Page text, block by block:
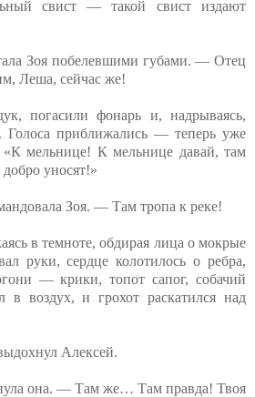
свист — такой свист издают
Зоя побелевшими губами. — Отец
Леша, сейчас же!
погасили фонарь и, надрываясь,
Голоса приближались — теперь уже
«К мельнице! К мельнице давай, там
уносят!»
Зоя. — Там тропа к реке!
в темноте, обдирая лица о мокрые
руки, сердце колотилось о ребра,
— крики, топот сапог, собачий
в воздух, и грохот раскатился над
Алексей.
она. — Там же… Там правда! Твоя